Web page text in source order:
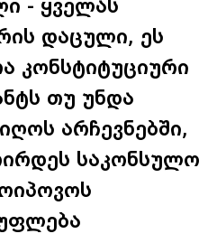
- ყველას
დაცული, ეს
კონსტიტუციური
თუ უნდა
არჩევნებში,
საკონსულო